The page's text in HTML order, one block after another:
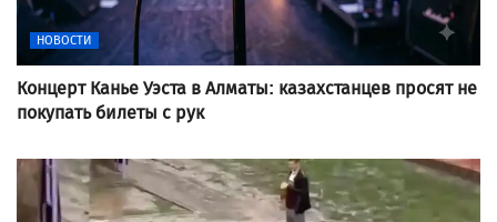
НОВОСТИ
Концерт Канье Уэста в Алматы: казахстанцев просят не
покупать билеты с рук